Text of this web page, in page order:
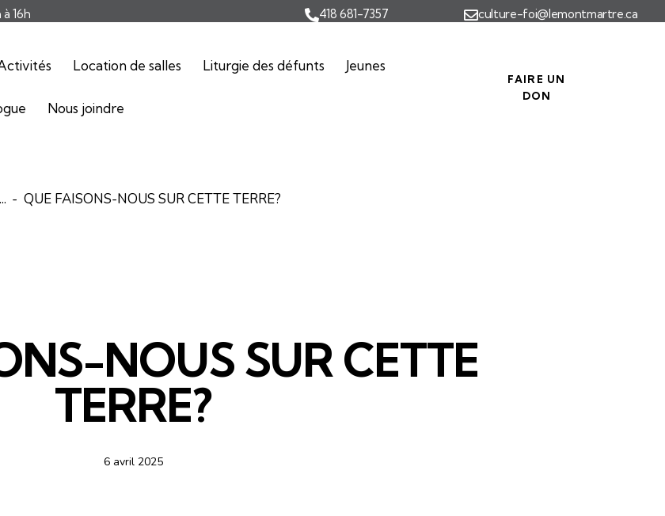
16h 418 681-7357 culture-foi@lemontmartre.ca
Location de salles Liturgie des défunts Jeunes
Nous joindre
FAIRE UN
DON
... QUE FAISONS-NOUS SUR CETTE TERRE?
NOUS SUR CETTE
TERRE?
6 avril 2025